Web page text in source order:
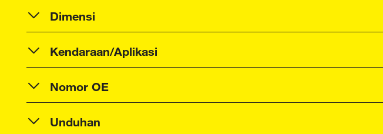
Dimensi
Kendaraan/Aplikasi
Nomor OE
Unduhan